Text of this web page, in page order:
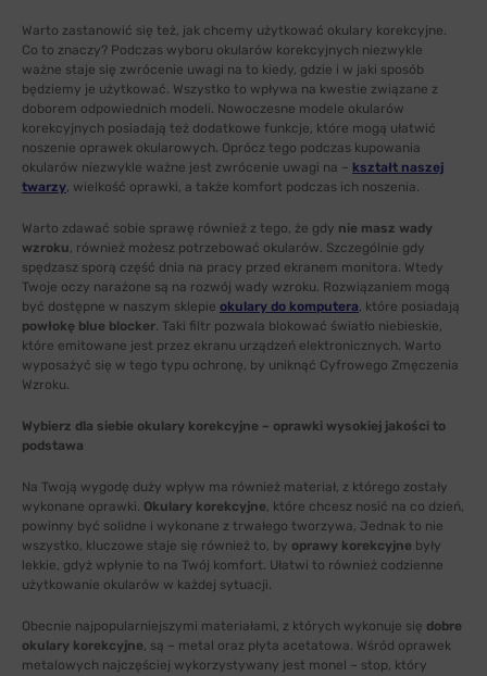
Warto zastanowić się też, jak chcemy użytkować okulary korekcyjne.
Co to znaczy? Podczas wyboru okularów korekcyjnych niezwykle
ważne staje się zwrócenie uwagi na to kiedy, gdzie i w jaki sposób
będziemy je użytkować. Wszystko to wpływa na kwestie związane z
doborem odpowiednich modeli. Nowoczesne modele okularów
korekcyjnych posiadają też dodatkowe funkcje, które mogą ułatwić
noszenie oprawek okularowych. Oprócz tego podczas kupowania
okularów niezwykle ważne jest zwrócenie uwagi na – kształt naszej
twarzy, wielkość oprawki, a także komfort podczas ich noszenia.
Warto zdawać sobie sprawę również z tego, że gdy nie masz wady
wzroku, również możesz potrzebować okularów. Szczególnie gdy
spędzasz sporą część dnia na pracy przed ekranem monitora. Wtedy
Twoje oczy narażone są na rozwój wady wzroku. Rozwiązaniem mogą
być dostępne w naszym sklepie okulary do komputera, które posiadają
powłokę blue blocker. Taki filtr pozwala blokować światło niebieskie,
które emitowane jest przez ekranu urządzeń elektronicznych. Warto
wyposażyć się w tego typu ochronę, by uniknąć Cyfrowego Zmęczenia
Wzroku.
Wybierz dla siebie okulary korekcyjne – oprawki wysokiej jakości to
podstawa
Na Twoją wygodę duży wpływ ma również materiał, z którego zostały
wykonane oprawki. Okulary korekcyjne, które chcesz nosić na co dzień,
powinny być solidne i wykonane z trwałego tworzywa, Jednak to nie
wszystko, kluczowe staje się również to, by oprawy korekcyjne były
lekkie, gdyż wpłynie to na Twój komfort. Ułatwi to również codzienne
użytkowanie okularów w każdej sytuacji.
Obecnie najpopularniejszymi materiałami, z których wykonuje się dobre
okulary korekcyjne, są – metal oraz płyta acetatowa. Wśród oprawek
metalowych najczęściej wykorzystywany jest monel – stop, który